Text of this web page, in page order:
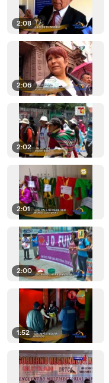
2:08
2:06
2:02
2:01
2:00
1:52